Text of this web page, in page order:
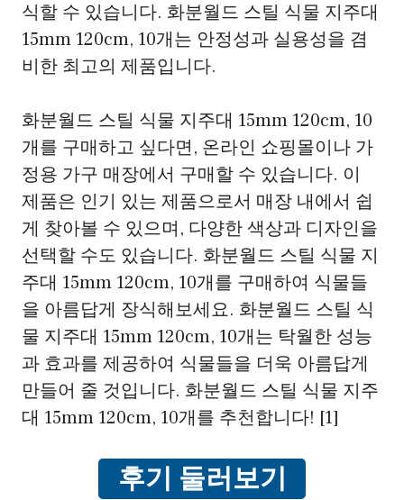
식할 수 있습니다. 화분월드 스틸 식물 지주대
15mm 120cm, 10개는 안정성과 실용성을 겸
비한 최고의 제품입니다.
화분월드 스틸 식물 지주대 15mm 120cm, 10
개를 구매하고 싶다면, 온라인 쇼핑몰이나 가
정용 가구 매장에서 구매할 수 있습니다. 이
제품은 인기 있는 제품으로서 매장 내에서 쉽
게 찾아볼 수 있으며, 다양한 색상과 디자인을
선택할 수도 있습니다. 화분월드 스틸 식물 지
주대 15mm 120cm, 10개를 구매하여 식물들
을 아름답게 장식해보세요. 화분월드 스틸 식
물 지주대 15mm 120cm, 10개는 탁월한 성능
과 효과를 제공하여 식물들을 더욱 아름답게
만들어 줄 것입니다. 화분월드 스틸 식물 지주
대 15mm 120cm, 10개를 추천합니다! [1]
후기 둘러보기